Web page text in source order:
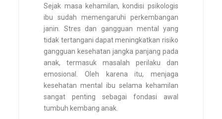
Sejak masa kehamilan, kondisi psikologis
ibu sudah memengaruhi perkembangan
janin. Stres dan gangguan mental yang
tidak tertangani dapat meningkatkan risiko
gangguan kesehatan jangka panjang pada
anak, termasuk masalah perilaku dan
emosional. Oleh karena itu, menjaga
kesehatan mental ibu selama kehamilan
sangat penting sebagai fondasi awal
tumbuh kembang anak.